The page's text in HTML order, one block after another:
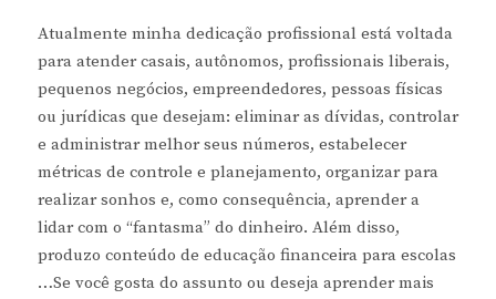
Atualmente minha dedicação profissional está voltada
para atender casais, autônomos, profissionais liberais,
pequenos negócios, empreendedores, pessoas físicas
ou jurídicas que desejam: eliminar as dívidas, controlar
e administrar melhor seus números, estabelecer
métricas de controle e planejamento, organizar para
realizar sonhos e, como consequência, aprender a
lidar com o “fantasma” do dinheiro. Além disso,
produzo conteúdo de educação financeira para escolas
…Se você gosta do assunto ou deseja aprender mais